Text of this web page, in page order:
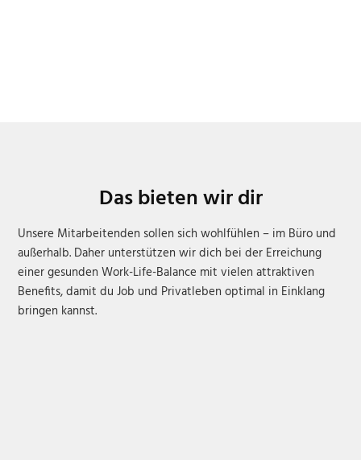
Das bieten wir dir
Unsere Mitarbeitenden sollen sich wohlfühlen – im Büro und
außerhalb. Daher unterstützen wir dich bei der Erreichung
einer gesunden Work-Life-Balance mit vielen attraktiven
Benefits, damit du Job und Privatleben optimal in Einklang
bringen kannst.